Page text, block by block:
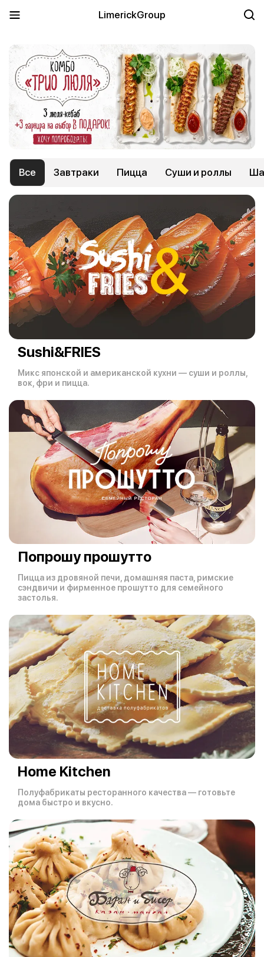
LimerickGroup
Все Завтраки Пицца Суши и роллы
Sushi&FRIES
Микс японской и американской кухни — суши и роллы,
вок, фри и пицца.
Попрошу прошутто
Пицца из дровяной печи, домашняя паста, римские
сэндвичи и фирменное прошутто для семейного
застолья.
Home Kitchen
Полуфабрикаты ресторанного качества — готовьте
дома быстро и вкусно.